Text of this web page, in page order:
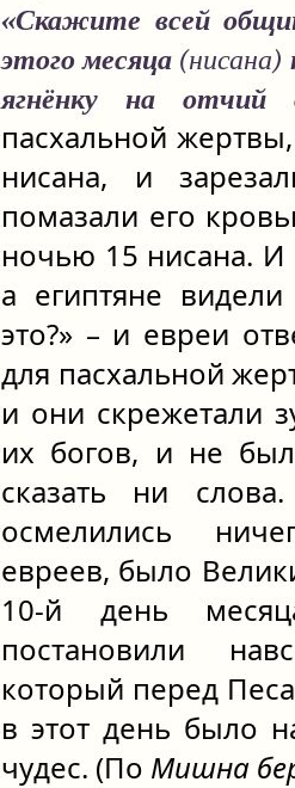
«Скажите всей
этого месяца (нисана)
ягнёнку на отчий
пасхальной
нисана, и
помазали его
ночью 15 нисана. И
а египтяне
это?» – и евреи
для пасхальной
и они скрежетали
их богов, и не
сказать ни
осмелились
евреев, было
10-й день
постановили
который перед
в этот день было
чудес. (По Мишна